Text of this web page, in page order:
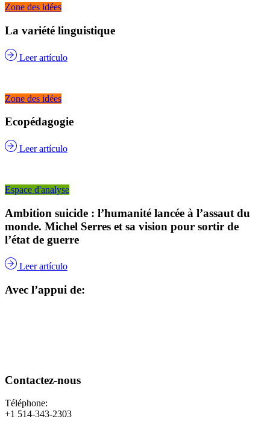
Zone des idées
La variété linguistique
Leer artículo
Zone des idées
Ecopédagogie
Leer artículo
Espace d'analyse
Ambition suicide : l’humanité lancée à l’assaut du
monde. Michel Serres et sa vision pour sortir de
l’état de guerre
Leer artículo
Avec l’appui de:
Contactez-nous
Téléphone:
+1 514-343-2303